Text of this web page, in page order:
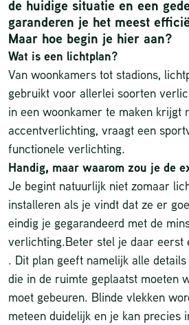
de huidige situatie en een
garanderen je het meest
Maar hoe begin je hier aan?
Wat is een lichtplan?
Van woonkamers tot stadions,
gebruikt voor allerlei soorten
in een woonkamer te maken krijgt
accentverlichting, vraagt een
functionele verlichting.
Handig, maar waarom zou je de
Je begint natuurlijk niet zomaar
installeren als je vindt dat ze er
eindig je gegarandeerd met de
verlichting.Beter stel je daar eerst
. Dit plan geeft namelijk alle
die in de ruimte geplaatst moeten
moet gebeuren. Blinde vlekken
meteen duidelijk en je kan precies